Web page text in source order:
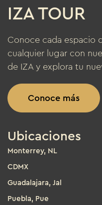
IZA TOUR
Conoce cada espacio
cualquier lugar con
de IZA y explora tu
Conoce más
Ubicaciones
Monterrey, NL
CDMX
Guadalajara, Jal
Puebla, Pue